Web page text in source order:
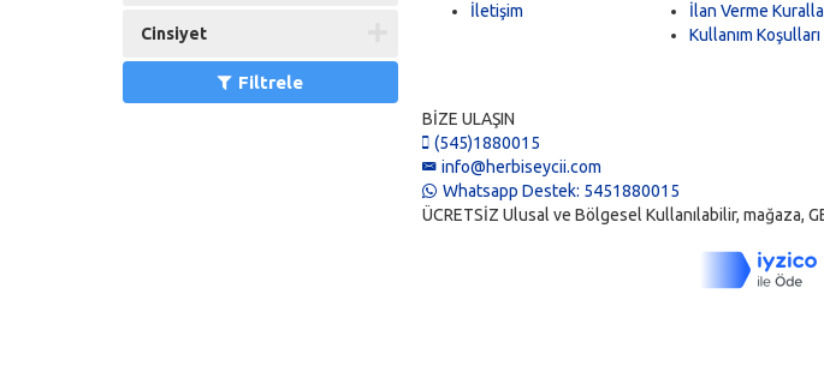
Cinsiyet
Filtrele
İletişim
İlan Verme
Kullanım Koşulları
BİZE ULAŞIN
(545)1880015
info@herbiseycii.com
Whatsapp Destek: 5451880015
ÜCRETSİZ Ulusal ve Bölgesel Kullanılabilir, mağaza,